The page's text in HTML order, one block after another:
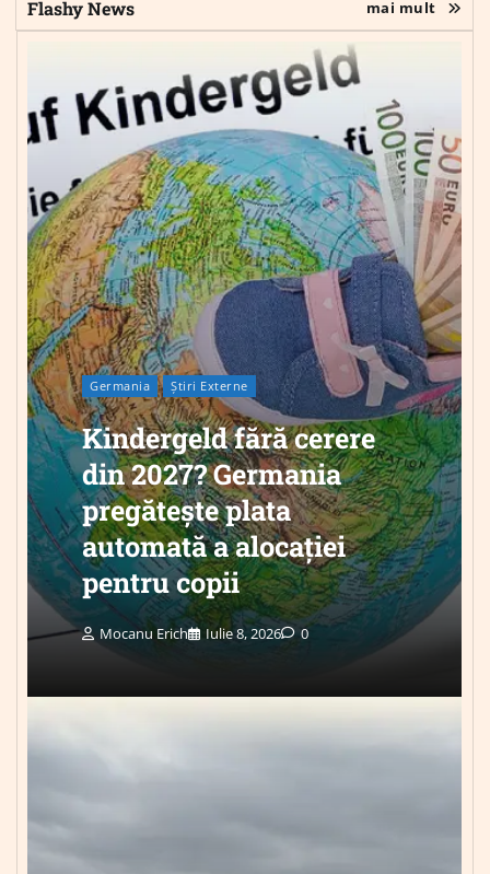
Flashy News mai mult
Germania Știri Externe
Kindergeld fără cerere
din 2027? Germania
pregătește plata
automată a alocației
pentru copii
Mocanu Erich Iulie 8, 2026 0